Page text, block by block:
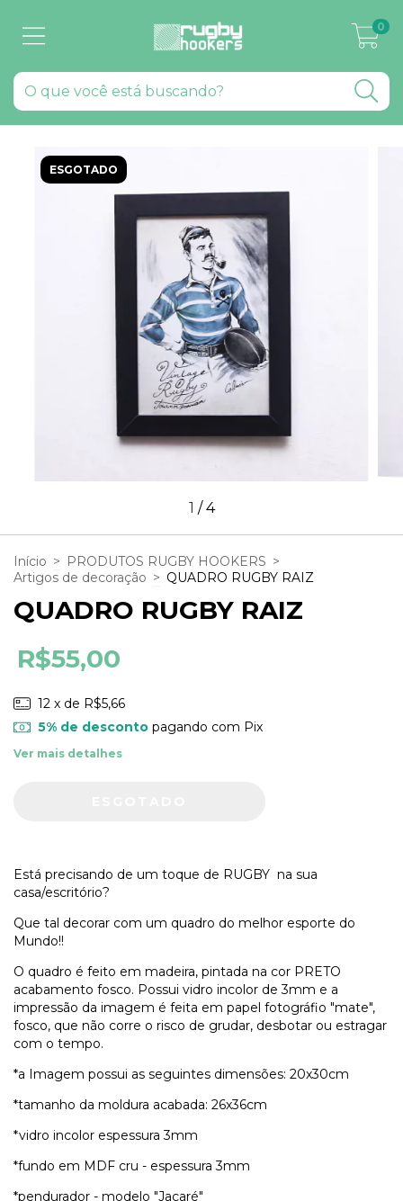
0
ESGOTADO
1 /4
Início > PRODUTOS RUGBY HOOKERS >
Artigos de decoração > QUADRO RUGBY RAIZ
QUADRO RUGBY RAIZ
R$55,00
12 x de R$5,66
5% de descontopagando com Pix
Ver mais detalhes
Está precisando de um toque de RUGBY na sua
casa/escritório?
Que tal decorar com um quadro do melhor esporte do
Mundo!!
O quadro é feito em madeira, pintada na cor PRETO
acabamento fosco. Possui vidro incolor de 3mm e a
impressão da imagem é feita em papel fotográfio "mate",
fosco, que não corre o risco de grudar, desbotar ou estragar
com o tempo.
*a Imagem possui as seguintes dimensões: 20x30cm
*tamanho da moldura acabada: 26x36cm
*vidro incolor espessura 3mm
*fundo em MDF cru - espessura 3mm
*pendurador - modelo "Jacaré"